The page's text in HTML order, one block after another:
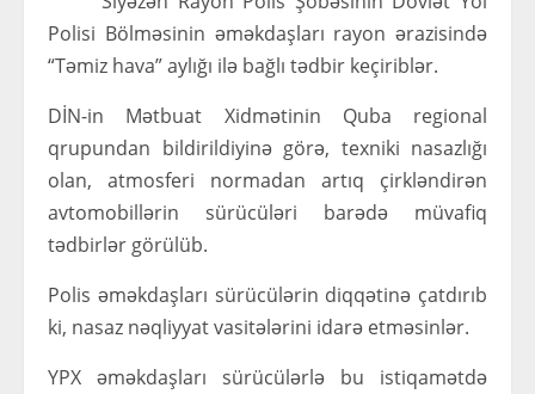
Polisi Bölməsinin əməkdaşları rayon ərazisində
“Təmiz hava” aylığı ilə bağlı tədbir keçiriblər.
DİN-in Mətbuat Xidmətinin Quba regional
qrupundan bildirildiyinə görə, texniki nasazlığı
olan, atmosferi normadan artıq çirkləndirən
avtomobillərin sürücüləri barədə müvafiq
tədbirlər görülüb.
Polis əməkdaşları sürücülərin diqqətinə çatdırıb
ki, nasaz nəqliyyat vasitələrini idarə etməsinlər.
YPX əməkdaşları sürücülərlə bu istiqamətdə